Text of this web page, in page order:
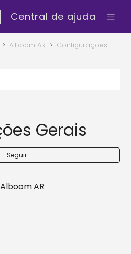
Central de ajuda
Alboom AR
Configurações
Gerais
Seguir
AR